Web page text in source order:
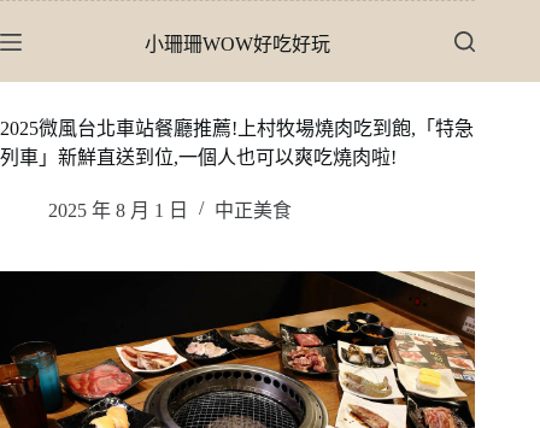
至
內
容
小珊珊WOW好吃好玩
2025微風台北車站餐廳推薦!上村牧場燒肉吃到飽,「特急
列車」新鮮直送到位,一個人也可以爽吃燒肉啦!
2025 年 8 月 1 日 中正美食